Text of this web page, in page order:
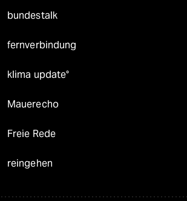
bundestalk
fernverbindung
klima update°
Mauerecho
Freie Rede
reingehen